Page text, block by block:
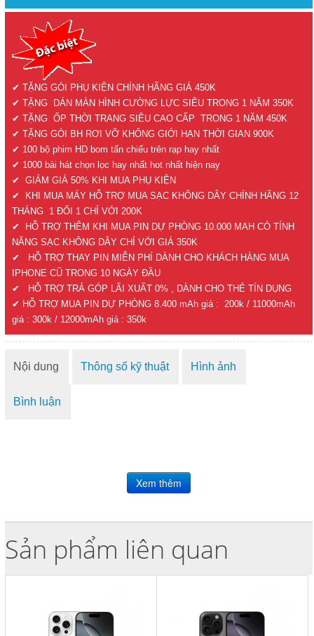
✔ TẶNG GÓI PHỤ KIỆN CHÍNH HÃNG GIÁ 450K
✔ TẶNG DÁN MÀN HÌNH CƯỜNG LỰC SIÊU TRONG 1 NĂM 350K
✔ TẶNG ỐP THỜI TRANG SIÊU CAO CẤP TRONG 1 NĂM 450K
✔ TẶNG GÓI BH RƠI VỠ KHÔNG GIỚI HẠN THỜI GIAN 900K
✔ 100 bộ phim HD bom tấn chiếu trên rạp hay nhất
✔ 1000 bài hát chọn lọc hay nhất hot nhất hiện nay
✔ GIẢM GIÁ 50% KHI MUA PHỤ KIỆN
✔ KHI MUA MÁY HỖ TRỢ MUA SẠC KHÔNG DÂY CHÍNH HÃNG 12
THÁNG 1 ĐỔI 1 CHỈ VỚI 200K
✔ HỖ TRỢ THÊM KHI MUA PIN DỰ PHÒNG 10.000 MAH CÓ TÍNH
NĂNG SẠC KHÔNG DÂY CHỈ VỚI GIÁ 350K
✔ HỖ TRỢ THAY PIN MIỄN PHÍ DÀNH CHO KHÁCH HÀNG MUA
IPHONE CŨ TRONG 10 NGÀY ĐẦU
✔ HỖ TRỢ TRẢ GÓP LÃI XUẤT 0% , DÀNH CHO THẺ TÍN DỤNG
✔ HỖ TRỢ MUA PIN DỰ PHÒNG 8.400 mAh giá : 200k / 11000mAh
giá : 300k / 12000mAh giá : 350k
Nội dung Thông số kỹ thuật Hình ảnh
Bình luận
Sản phẩm liên quan